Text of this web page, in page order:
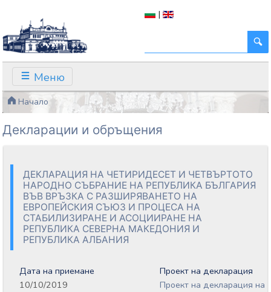
|
Меню
Начало
Декларации и обръщения
ДЕКЛАРАЦИЯ НА ЧЕТИРИДЕСЕТ И ЧЕТВЪРТОТО
НАРОДНО СЪБРАНИЕ НА РЕПУБЛИКА БЪЛГАРИЯ
ВЪВ ВРЪЗКА С РАЗШИРЯВАНЕТО НА
ЕВРОПЕЙСКИЯ СЪЮЗ И ПРОЦЕСА НА
СТАБИЛИЗИРАНЕ И АСОЦИИРАНЕ НА
РЕПУБЛИКА СЕВЕРНА МАКЕДОНИЯ И
РЕПУБЛИКА АЛБАНИЯ
Дата на приемане
10/10/2019
Проект на декларация
Проект на декларация на